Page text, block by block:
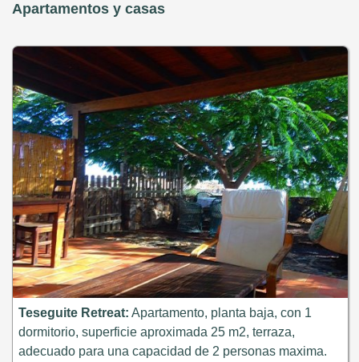
Apartamentos y casas
Teseguite Retreat: Apartamento, planta baja, con 1
dormitorio, superficie aproximada 25 m2, terraza,
adecuado para una capacidad de 2 personas maxima.